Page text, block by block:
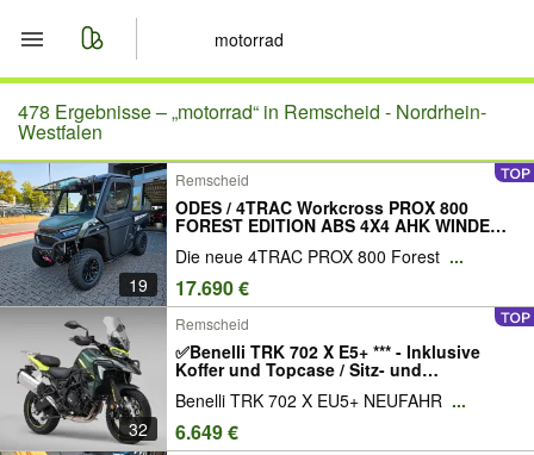
Start
Merkliste
Nachrichten
Anzeige aufgeben
478 Ergebnisse –„motorrad“ in Remscheid - Nordrhein-
Westfalen
19
Remscheid
ODES / 4TRAC Workcross PROX 800
FOREST EDITION ABS 4X4 AHK WINDE
MODELL 2026 PERFEKT FÜR JÄGER
LANDWIRTE HAUSMEISTER
WINTERDIENST
Die neue 4TRAC PROX 800 Forest ...
17.690 €
32
Remscheid
✅Benelli TRK 702 X E5+ *** - Inklusive
Koffer und Topcase / Sitz- und
Griffheizung - SOFORT ✨✨✨
Benelli TRK 702 X EU5+ NEUFAHR ...
6.649 €